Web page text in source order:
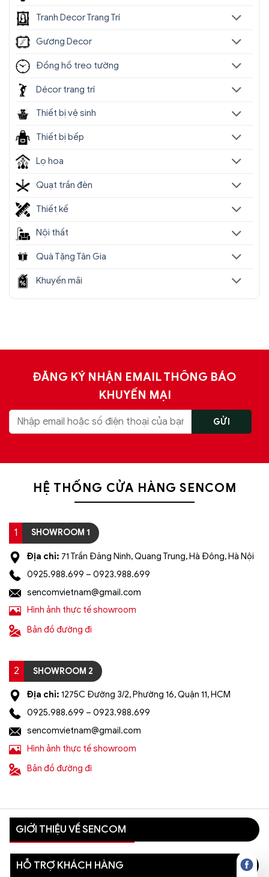
Tranh Decor Trang Trí
Gương Decor
Đồng hồ treo tường
Décor trang trí
Thiết bị vệ sinh
Thiết bị bếp
Lọ hoa
Quạt trần đèn
Thiết kế
Nội thất
Quà Tặng Tân Gia
Khuyến mãi
ĐĂNG KÝ NHẬN EMAIL THÔNG BÁO
KHUYẾN MẠI
HỆ THỐNG CỬA HÀNG SENCOM
1 SHOWROOM 1
Địa chỉ: 71 Trần Đăng Ninh, Quang Trung, Hà Đông, Hà Nội
0925.988.699 – 0923.988.699
sencomvietnam@gmail.com
Hình ảnh thực tế showroom
Bản đồ đường đi
2 SHOWROOM 2
Địa chỉ: 1275C Đường 3/2, Phường 16, Quận 11, HCM
0925.988.699 – 0923.988.699
sencomvietnam@gmail.com
Hình ảnh thực tế showroom
Bản đồ đường đi
GIỚI THIỆU VỀ SENCOM
HỖ TRỢ KHÁCH HÀNG